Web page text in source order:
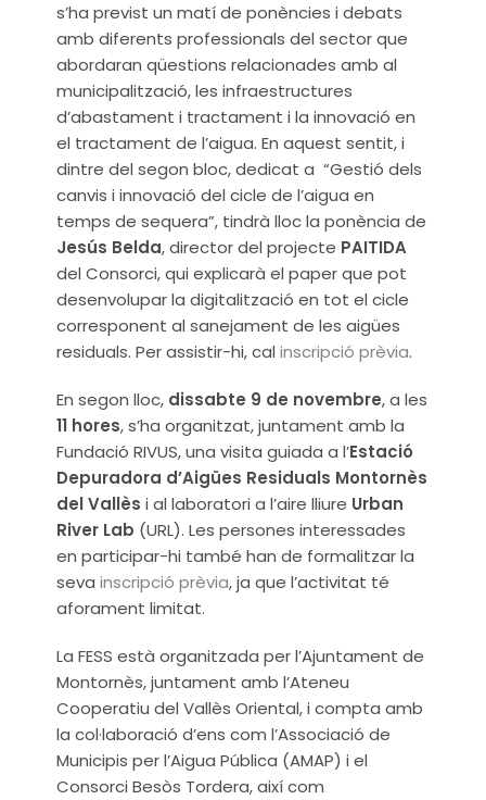
s’ha previst un matí de ponències i debats
amb diferents professionals del sector que
abordaran qüestions relacionades amb al
municipalització, les infraestructures
d’abastament i tractament i la innovació en
el tractament de l’aigua. En aquest sentit, i
dintre del segon bloc, dedicat a “Gestió dels
canvis i innovació del cicle de l’aigua en
temps de sequera”, tindrà lloc la ponència de
Jesús Belda, director del projecte PAITIDA
del Consorci, qui explicarà el paper que pot
desenvolupar la digitalització en tot el cicle
corresponent al sanejament de les aigües
residuals. Per assistir-hi, calinscripció prèvia.
En segon lloc, dissabte 9 de novembre, a les
11 hores, s’ha organitzat, juntament amb la
Fundació RIVUS, una visita guiada a l’Estació
Depuradora d’Aigües Residuals Montornès
del Vallèsi al laboratori a l’aire lliure Urban
River Lab (URL). Les persones interessades
en participar-hi també han de formalitzar la
sevainscripció prèvia, ja que l’activitat té
aforament limitat.
La FESS està organitzada per l’Ajuntament de
Montornès, juntament amb l’Ateneu
Cooperatiu del Vallès Oriental, i compta amb
la col·laboració d’ens com l’Associació de
Municipis per l’Aigua Pública (AMAP) i el
Consorci Besòs Tordera, així com